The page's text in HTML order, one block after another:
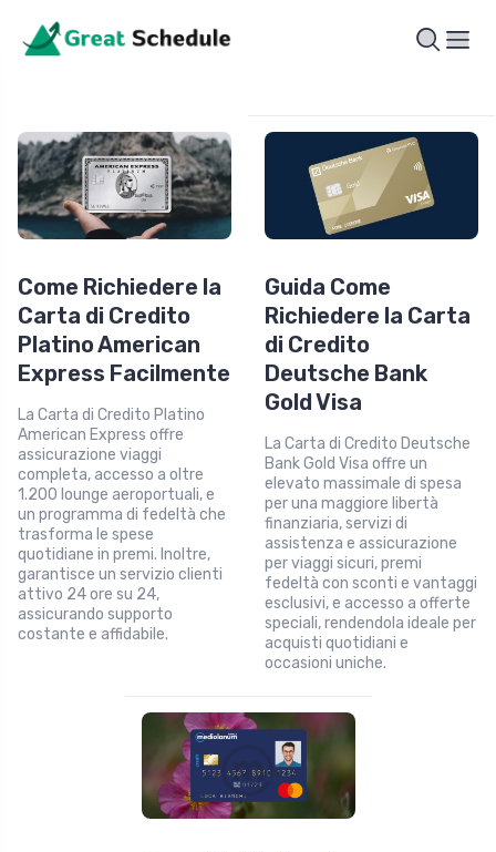
Come Richiedere la
Carta di Credito
Platino American
Express Facilmente
La Carta di Credito Platino
American Express offre
assicurazione viaggi
completa, accesso a oltre
1.200 lounge aeroportuali, e
un programma di fedeltà che
trasforma le spese
quotidiane in premi. Inoltre,
garantisce un servizio clienti
attivo 24 ore su 24,
assicurando supporto
costante e affidabile.
Guida Come
Richiedere la Carta
di Credito
Deutsche Bank
Gold Visa
La Carta di Credito Deutsche
Bank Gold Visa offre un
elevato massimale di spesa
per una maggiore libertà
finanziaria, servizi di
assistenza e assicurazione
per viaggi sicuri, premi
fedeltà con sconti e vantaggi
esclusivi, e accesso a offerte
speciali, rendendola ideale per
acquisti quotidiani e
occasioni uniche.